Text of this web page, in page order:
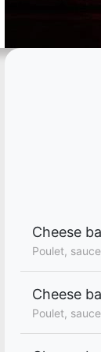
Cheese
Poulet,
Cheese
Poulet,